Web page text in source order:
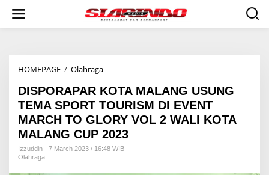
i
HOMEPAGE / Olahraga
S
P
O
R
A
P
DISPORAPAR KOTA MALANG USUNG
TEMA SPORT TOURISM DI EVENT
MARCH TO GLORY VOL 2 WALI KOTA
MALANG CUP 2023
Izzuddin
7 March 2023 / 16:48 WIB
Olahraga